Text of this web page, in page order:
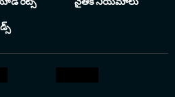
యాడ్ రేట్స్ నైతిక నియమాలు